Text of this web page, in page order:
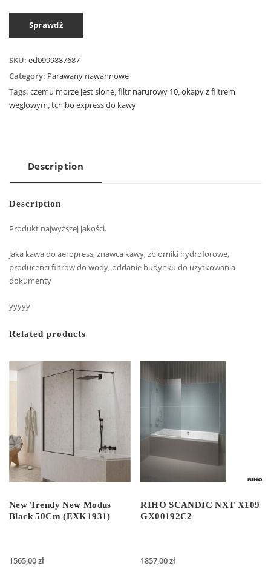
Sprawdź
SKU: ed0999887687
Category: Parawany nawannowe
Tags: czemu morze jest słone,filtr narurowy 10,okapy z filtrem
weglowym,tchibo express do kawy
Description
Description
Produkt najwyższej jakości.
jaka kawa do aeropress, znawca kawy, zbiorniki hydroforowe,
producenci filtrów do wody, oddanie budynku do użytkowania
dokumenty
yyyyy
Related products
New Trendy New Modus
Black 50Cm (EXK1931)
1565,00zł
RIHO SCANDIC NXT X109
GX00192C2
1857,00zł